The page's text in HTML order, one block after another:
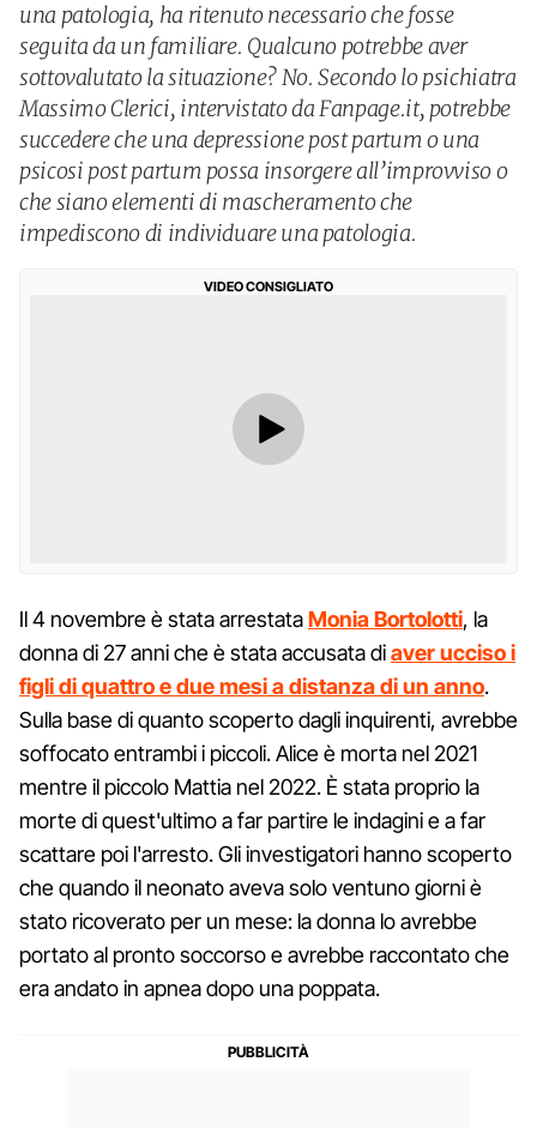
una patologia, ha ritenuto necessario che fosse
seguita da un familiare. Qualcuno potrebbe aver
sottovalutato la situazione? No. Secondo lo psichiatra
Massimo Clerici, intervistato da Fanpage.it, potrebbe
succedere che una depressione post partum o una
psicosi post partum possa insorgere all’improvviso o
che siano elementi di mascheramento che
impediscono di individuare una patologia.
VIDEO CONSIGLIATO
Il 4 novembre è stata arrestataMonia Bortolotti, la
donna di 27 anni che è stata accusata diaver ucciso i
figli di quattro e due mesi a distanza di un anno.
Sulla base di quanto scoperto dagli inquirenti, avrebbe
soffocato entrambi i piccoli. Alice è morta nel 2021
mentre il piccolo Mattia nel 2022. È stata proprio la
morte di quest'ultimo a far partire le indagini e a far
scattare poi l'arresto. Gli investigatori hanno scoperto
che quando il neonato aveva solo ventuno giorni è
stato ricoverato per un mese: la donna lo avrebbe
portato al pronto soccorso e avrebbe raccontato che
era andato in apnea dopo una poppata.